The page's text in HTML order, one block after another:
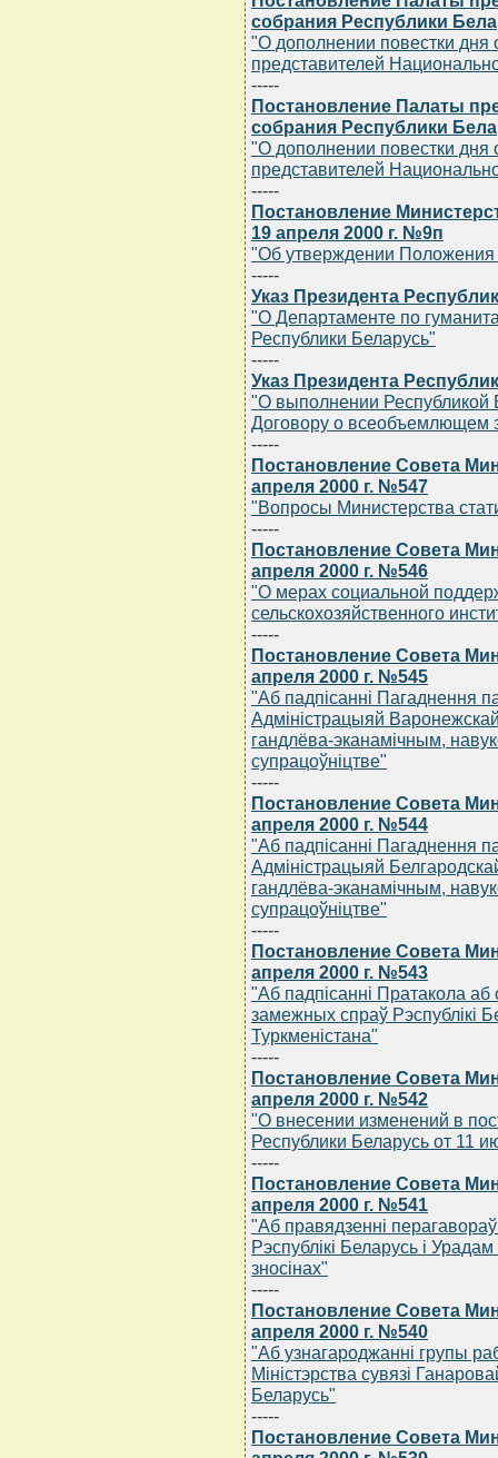
собрания Республики
"О дополнении повестки
представителей
-----
Постановление Палаты
собрания Республики
"О дополнении повестки
представителей
-----
Постановление
19 апреля 2000 г. №9п
"Об утверждении Положения
-----
Указ Президента
"О Департаменте по
Республики Беларусь"
-----
Указ Президента
"О выполнении Республикой
Договору о всеобъемлющем
-----
Постановление Совета
апреля 2000 г. №547
"Вопросы Министерства
-----
Постановление Совета
апреля 2000 г. №546
"О мерах социальной
сельскохозяйственного
-----
Постановление Совета
апреля 2000 г. №545
"Аб падпiсаннi Пагаднення
Адмiнiстрацыяй
гандлёва-эканамiчным,
супрацоўнiцтве"
-----
Постановление Совета
апреля 2000 г. №544
"Аб падпiсаннi Пагаднення
Адмiнiстрацыяй
гандлёва-эканамiчным,
супрацоўнiцтве"
-----
Постановление Совета
апреля 2000 г. №543
"Аб падпiсаннi Пратакола
замежных спраў Рэспублiкi
Туркменiстана"
-----
Постановление Совета
апреля 2000 г. №542
"О внесении изменений в
Республики Беларусь от 11
-----
Постановление Совета
апреля 2000 г. №541
"Аб правядзеннi
Рэспублiкi Беларусь i
зносiнах"
-----
Постановление Совета
апреля 2000 г. №540
"Аб узнагароджаннi групы
Мiнiстэрства сувязi
Беларусь"
-----
Постановление Совета